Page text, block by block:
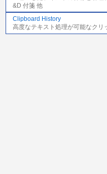
&D 付箋 他
Clipboard History
高度なテキスト処理が可能なクリ